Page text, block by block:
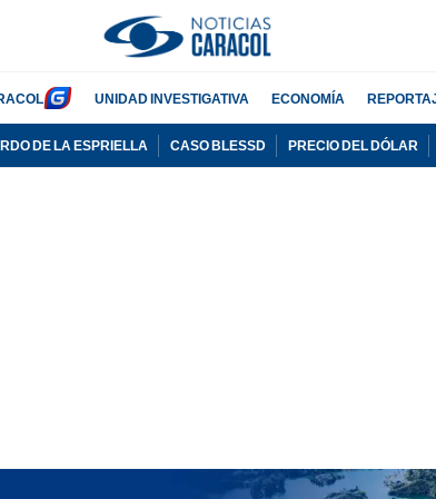
UNIDAD INVESTIGATIVA ECONOMÍA
DE LA ESPRIELLA CASO BLESSD PRECIO DEL DÓLAR